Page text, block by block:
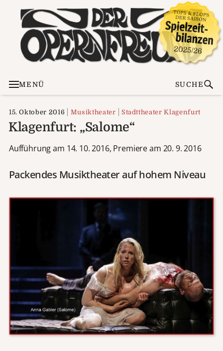
MENÜ SUCHE
15. Oktober 2016 Musiktheater Stadttheater Klagenfurt
Klagenfurt: „Salome“
Aufführung am 14. 10. 2016, Premiere am 20. 9. 2016
Packendes Musiktheater auf hohem Niveau